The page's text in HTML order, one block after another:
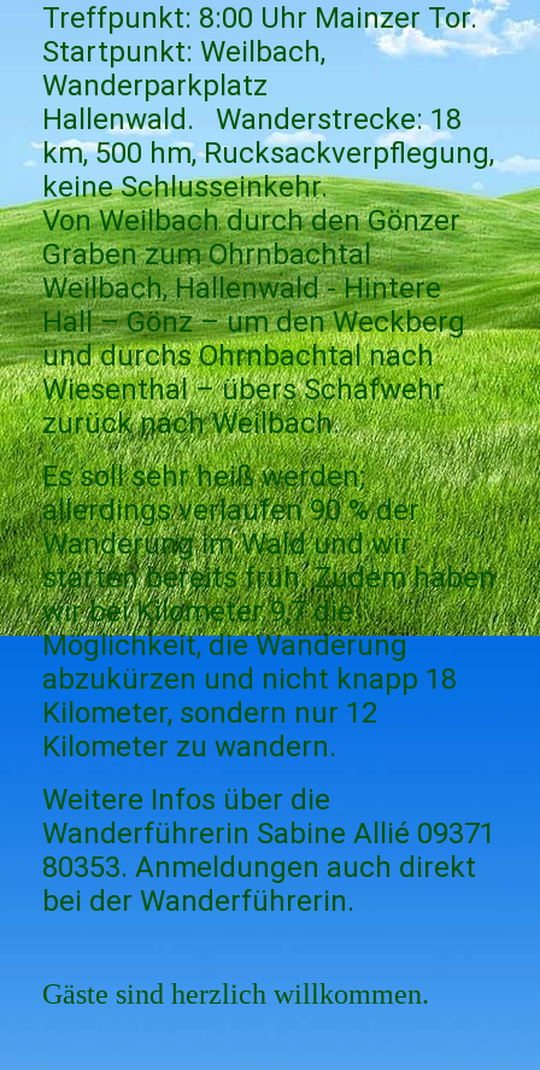
Treffpunkt: 8:00 Uhr Mainzer Tor.
Startpunkt: Weilbach,
Wanderparkplatz
Hallenwald. Wanderstrecke: 18
km, 500 hm, Rucksackverpflegung,
keine Schlusseinkehr.
Von Weilbach durch den Gönzer
Graben zum Ohrnbachtal
Weilbach, Hallenwald - Hintere
Hall – Gönz – um den Weckberg
und durchs Ohrnbachtal nach
Wiesenthal – übers Schafwehr
zurück nach Weilbach.
Es soll sehr heiß werden;
allerdings verlaufen 90 % der
Wanderung im Wald und wir
starten bereits früh. Zudem haben
wir bei Kilometer 9,7 die
Möglichkeit, die Wanderung
abzukürzen und nicht knapp 18
Kilometer, sondern nur 12
Kilometer zu wandern.
Weitere Infos über die
Wanderführerin Sabine Allié 09371
80353. Anmeldungen auch direkt
bei der Wanderführerin.
Gäste sind herzlich willkommen.